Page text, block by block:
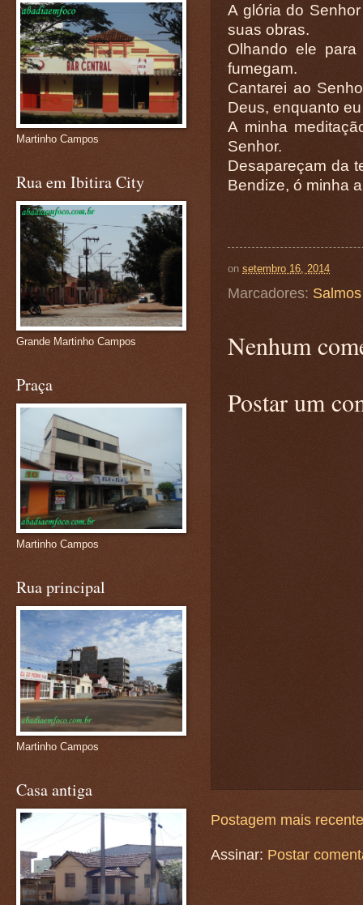
A glória do
suas obras.
Olhando ele
fumegam.
Cantarei ao
Deus, enquanto
A minha
Senhor.
Desapareçam da
Bendize, ó minha
on setembro 16, 2014
Marcadores: Salmos
Nenhum
Postar um
Postagem mais recente
Assinar: Postar
Martinho Campos
Rua em Ibitira City
Grande Martinho Campos
Praça
Martinho Campos
Rua principal
Martinho Campos
Casa antiga